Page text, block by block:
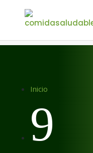
Inicio
9